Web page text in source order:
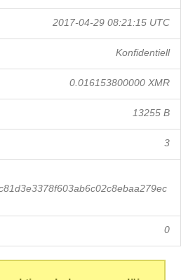
2017-04-29 08:21:15 UTC
Konfidentiell
0.016153800000 XMR
13255 B
3
0